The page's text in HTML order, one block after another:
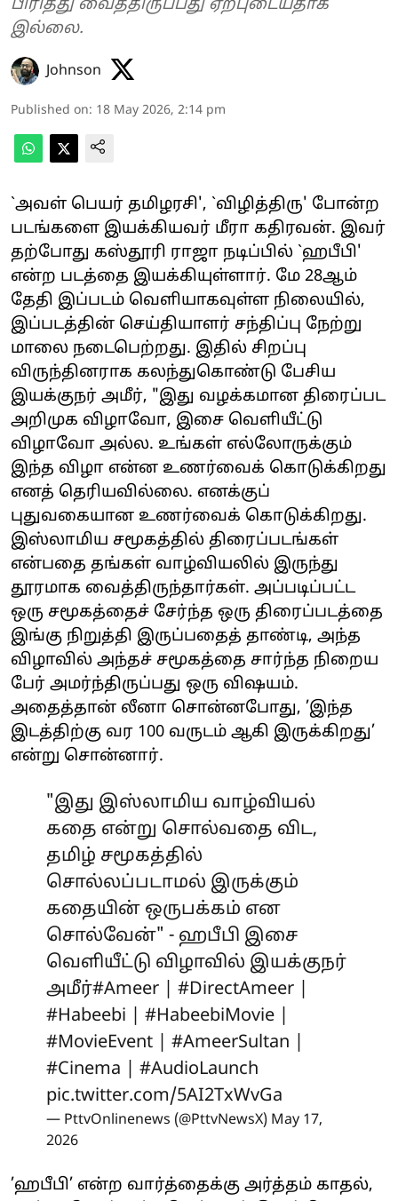
பிரித்து வைத்திருப்பது ஏற்புடையதாக
இல்லை.
Johnson
Published on: 18 May 2026, 2:14 pm
`அவள் பெயர் தமிழரசி', `விழித்திரு' போன்ற
படங்களை இயக்கியவர் மீரா கதிரவன். இவர்
தற்போது கஸ்தூரி ராஜா நடிப்பில் `ஹபீபி'
என்ற படத்தை இயக்கியுள்ளார். மே 28ஆம்
தேதி இப்படம் வெளியாகவுள்ள நிலையில்,
இப்படத்தின் செய்தியாளர் சந்திப்பு நேற்று
மாலை நடைபெற்றது. இதில் சிறப்பு
விருந்தினராக கலந்துகொண்டு பேசிய
இயக்குநர் அமீர், "இது வழக்கமான திரைப்பட
அறிமுக விழாவோ, இசை வெளியீட்டு
விழாவோ அல்ல. உங்கள் எல்லோருக்கும்
இந்த விழா என்ன உணர்வைக் கொடுக்கிறது
எனத் தெரியவில்லை. எனக்குப்
புதுவகையான உணர்வைக் கொடுக்கிறது.
இஸ்லாமிய சமூகத்தில் திரைப்படங்கள்
என்பதை தங்கள் வாழ்வியலில் இருந்து
தூரமாக வைத்திருந்தார்கள். அப்படிப்பட்ட
ஒரு சமூகத்தைச் சேர்ந்த ஒரு திரைப்படத்தை
இங்கு நிறுத்தி இருப்பதைத் தாண்டி, அந்த
விழாவில் அந்தச் சமூகத்தை சார்ந்த நிறைய
பேர் அமர்ந்திருப்பது ஒரு விஷயம்.
அதைத்தான் லீனா சொன்னபோது, ’இந்த
இடத்திற்கு வர 100 வருடம் ஆகி இருக்கிறது’
என்று சொன்னார்.
"இது இஸ்லாமிய வாழ்வியல்
கதை என்று சொல்வதை விட,
தமிழ் சமூகத்தில்
சொல்லப்படாமல் இருக்கும்
கதையின் ஒருபக்கம் என
சொல்வேன்" - ஹபீபி இசை
வெளியீட்டு விழாவில் இயக்குநர்
அமீர்#Ameer #DirectAmeer
#Habeebi
#HabeebiMovie
#MovieEvent
#AmeerSultan
#Cinema
#AudioLaunch
pic.twitter.com/5AI2TxWvGa
— PttvOnlinenews (@PttvNewsX) May 17,
2026
’ஹபீபி’ என்ற வார்த்தைக்கு அர்த்தம் காதல்,